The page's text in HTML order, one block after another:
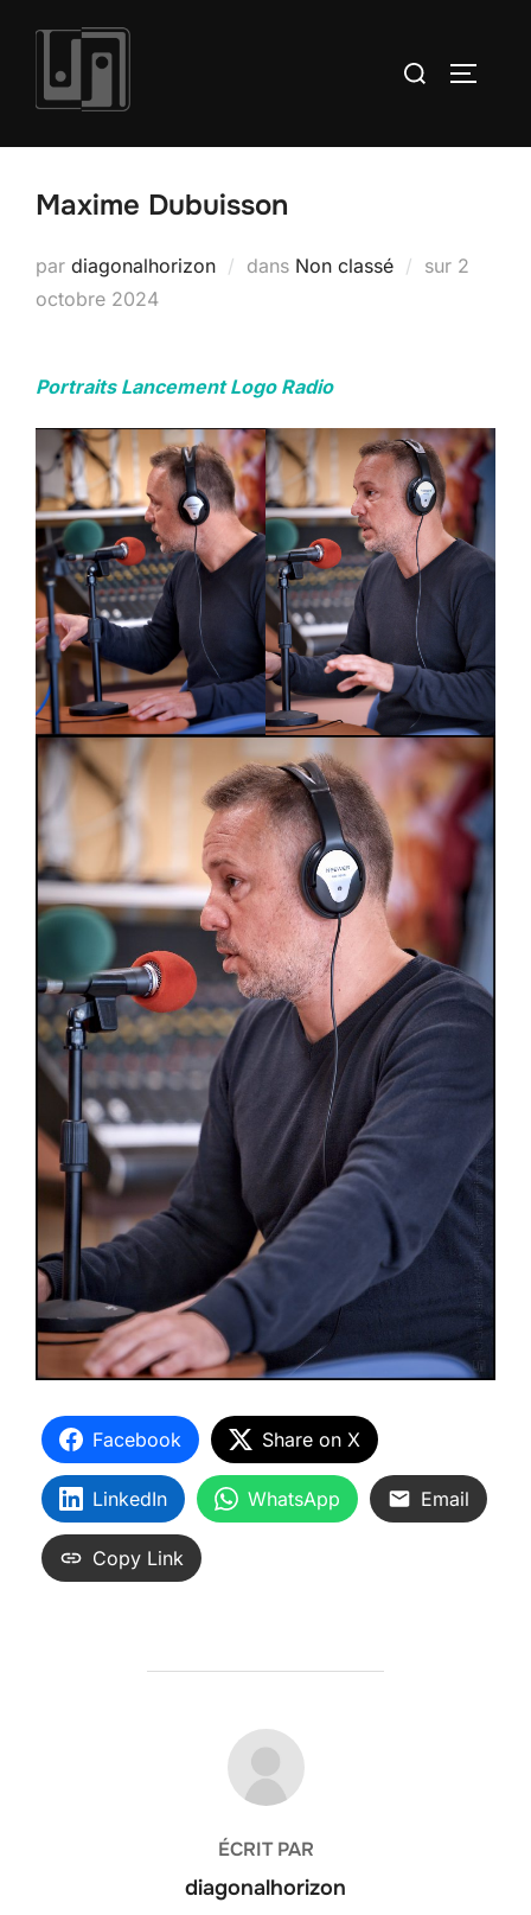
contenu
Rechercher :
Maxime Dubuisson
par diagonalhorizon dans Non classé sur Publié
2
octobre 2024
Portraits Lancement Logo Radio
Facebook Share on X
LinkedIn WhatsApp Email
Copy Link
AUTEUR DE LA PUBLICATION
ÉCRIT PAR
diagonalhorizon